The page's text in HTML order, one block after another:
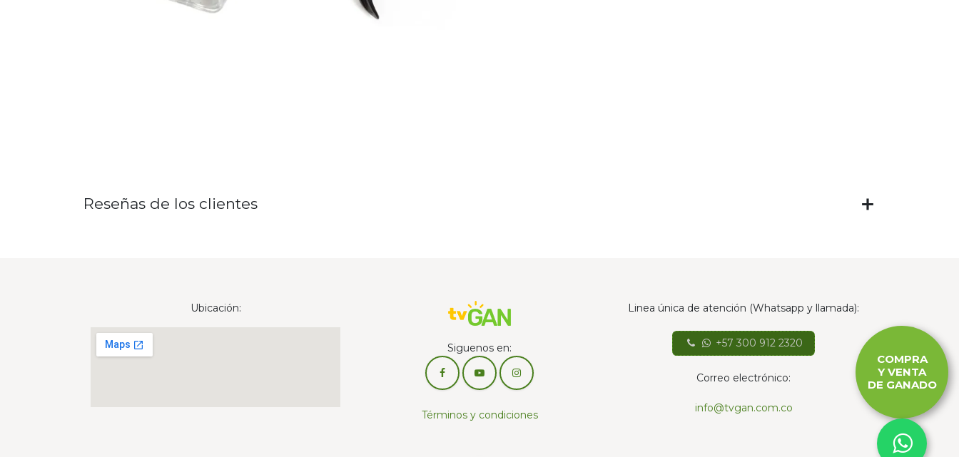
Reseñas de los clientes
Ubicación:
Siguenos en:
Linea única de atención (Whatsapp y llamada):
+57 300 912 2320
Correo electrónico:
info@tvgan.com.co
Términos y condiciones
COMPRA
Y VENTA
DE GANADO